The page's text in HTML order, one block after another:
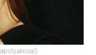
)